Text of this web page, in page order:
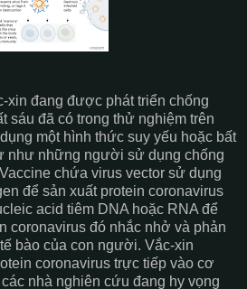
xin đang được phát triển chống
sáu đã có trong thử nghiệm trên
một hình thức suy yếu hoặc bất
như những người sử dụng chống
chứa virus vector sử dụng
để sản xuất protein coronavirus
acid tiêm DNA hoặc RNA để
coronavirus đó nhắc nhở và phản
bào của con người. Vắc-xin
coronavirus trực tiếp vào cơ
nhà nghiên cứu đang hy vọng